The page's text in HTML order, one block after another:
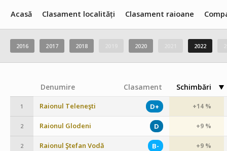
Acasă Clasament localități Clasament raioane
2016 2017 2018 2020 2022
Denumire Clasament Schimbări
1 Raionul Teleneşti D+ +14 %
2 Raionul Glodeni D +9 %
2 Raionul Ştefan Vodă B- +9 %